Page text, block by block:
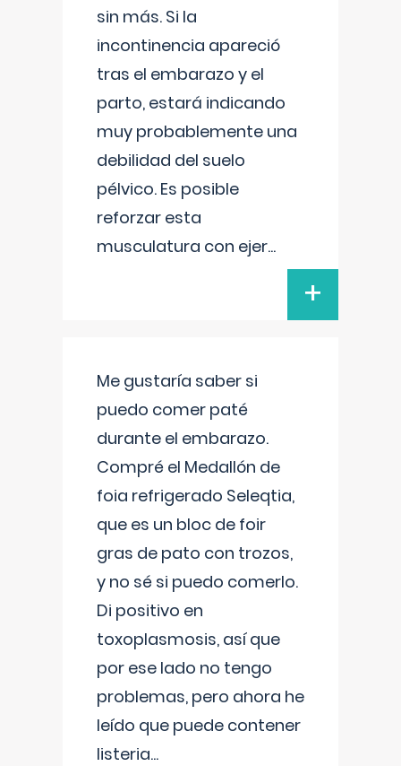
sin más. Si la
incontinencia apareció
tras el embarazo y el
parto, estará indicando
muy probablemente una
debilidad del suelo
pélvico. Es posible
reforzar esta
musculatura con ejer...
+
Me gustaría saber si
puedo comer paté
durante el embarazo.
Compré el Medallón de
foia refrigerado Seleqtia,
que es un bloc de foir
gras de pato con trozos,
y no sé si puedo comerlo.
Di positivo en
toxoplasmosis, así que
por ese lado no tengo
problemas, pero ahora he
leído que puede contener
listeria...